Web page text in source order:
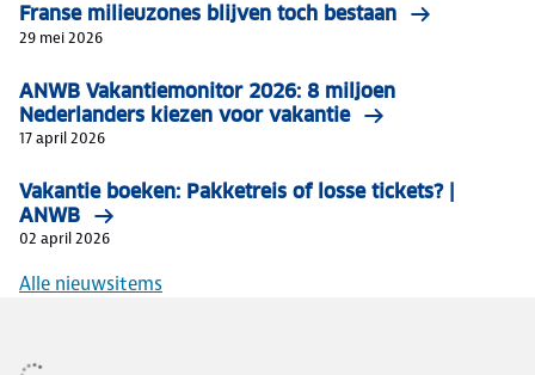
Franse milieuzones blijven toch bestaan
29 mei 2026
ANWB Vakantiemonitor 2026: 8 miljoen
Nederlanders kiezen voor vakantie
17 april 2026
Vakantie boeken: Pakketreis of losse tickets? |
ANWB
02 april 2026
Alle nieuwsitems